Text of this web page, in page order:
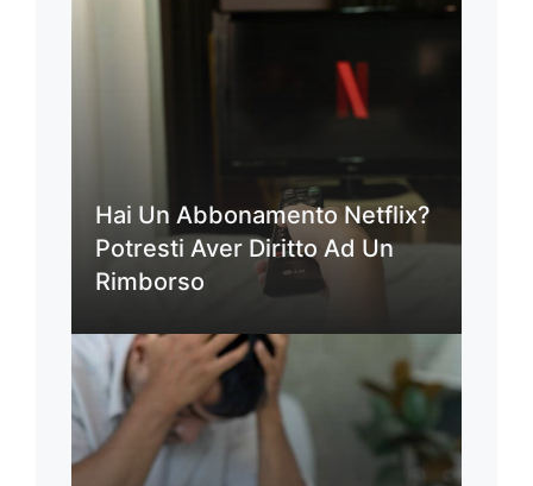
Hai Un Abbonamento Netflix?
Potresti Aver Diritto Ad Un
Rimborso